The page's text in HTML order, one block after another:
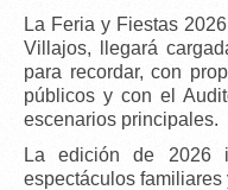
La Feria y Fiestas 2026
Villajos, llegará
para recordar, con
públicos y con el
escenarios principales.
La edición de 2026
espectáculos familiares